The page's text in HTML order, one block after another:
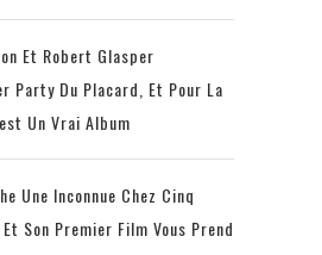
Et Robert Glasper
Party Du Placard, Et Pour La
Un Vrai Album
Une Inconnue Chez Cinq
Son Premier Film Vous Prend